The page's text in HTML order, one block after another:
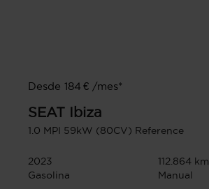
Desde 184 € /mes*
SEAT
Ibiza
1.0 MPI 59kW (80CV) Reference
2023
112.864 km
Gasolina
Manual